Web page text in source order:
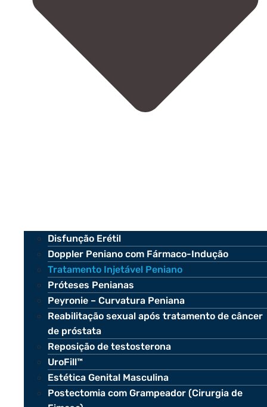
Disfunção Erétil
Doppler Peniano com Fármaco-Indução
Tratamento Injetável Peniano
Próteses Penianas
Peyronie – Curvatura Peniana
Reabilitação sexual após tratamento de câncer
de próstata
Reposição de testosterona
UroFill™
Estética Genital Masculina
Postectomia com Grampeador (Cirurgia de